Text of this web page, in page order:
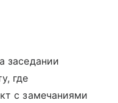
заседании
где
с замечаниями